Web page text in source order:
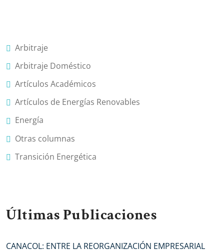
Arbitraje
Arbitraje Doméstico
Artículos Académicos
Artículos de Energías Renovables
Energía
Otras columnas
Transición Energética
Últimas Publicaciones
CANACOL: ENTRE LA REORGANIZACIÓN EMPRESARIAL